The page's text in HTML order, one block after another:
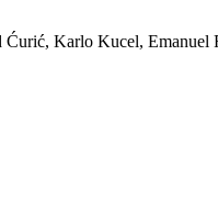
Ćurić, Karlo Kucel,